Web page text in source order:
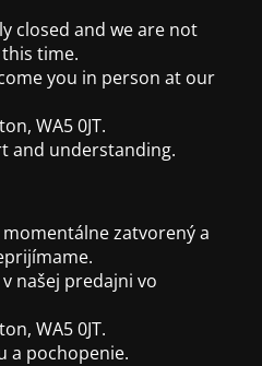
closed and we are not
time.
you in person at our
WA5 0JT.
and understanding.
zatvorený a
našej predajni vo
WA5 0JT.
a pochopenie.